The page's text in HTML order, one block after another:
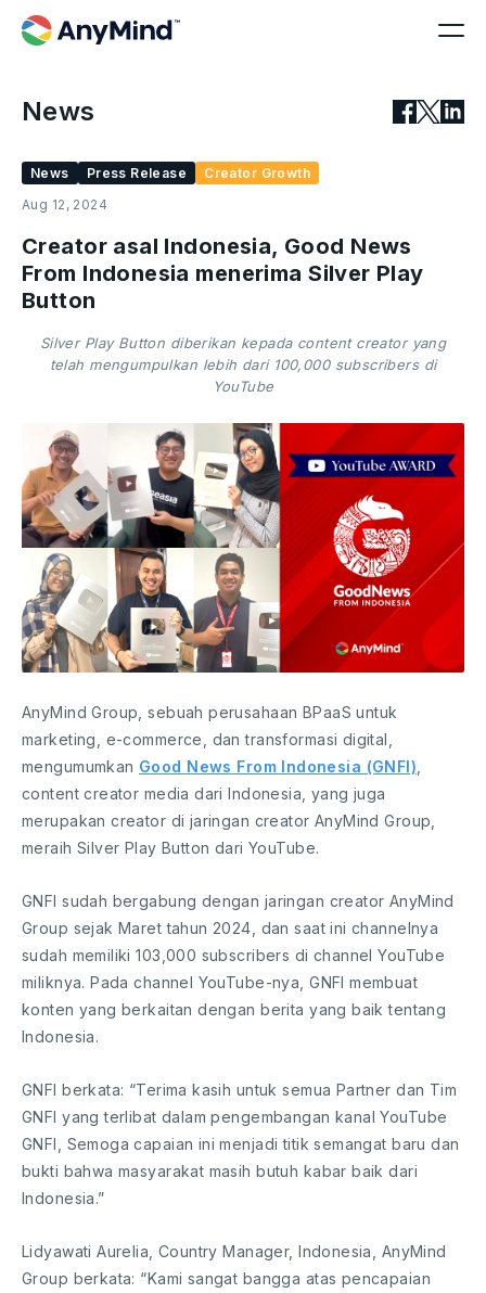
News
News Press Release
Creator Growth
Aug 12, 2024
Creator asal Indonesia, Good News
From Indonesia menerima Silver Play
Button
Silver Play Button diberikan kepada content creator yang
telah mengumpulkan lebih dari 100,000 subscribers di
YouTube
AnyMind Group, sebuah perusahaan BPaaS untuk
marketing, e-commerce, dan transformasi digital,
mengumumkan Good News From Indonesia (GNFI)
content creator media dari Indonesia, yang juga
merupakan creator di jaringan creator AnyMind Group,
meraih Silver Play Button dari YouTube.
GNFI sudah bergabung dengan jaringan creator AnyMind
Group sejak Maret tahun 2024, dan saat ini channelnya
sudah memiliki 103,000 subscribers di channel YouTube
miliknya. Pada channel YouTube-nya, GNFI membuat
konten yang berkaitan dengan berita yang baik tentang
Indonesia.
GNFI berkata: “Terima kasih untuk semua Partner dan Tim
GNFI yang terlibat dalam pengembangan kanal YouTube
GNFI, Semoga capaian ini menjadi titik semangat baru dan
bukti bahwa masyarakat masih butuh kabar baik dari
Indonesia.”
Lidyawati Aurelia, Country Manager, Indonesia, AnyMind
Group berkata: “Kami sangat bangga atas pencapaian